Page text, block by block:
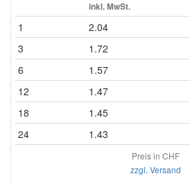
inkl. MwSt.
1 2.04
3 1.72
6 1.57
12 1.47
18 1.45
24 1.43
Preis in CHF
zzgl. Versand